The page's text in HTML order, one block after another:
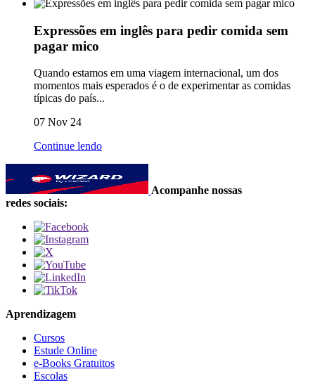
Expressões em inglês para pedir comida sem
pagar mico
Quando estamos em uma viagem internacional, um dos
momentos mais esperados é o de experimentar as comidas
típicas do país...
07 Nov 24
Continue lendo
Acompanhe nossas
redes sociais:
Aprendizagem
Cursos
Estude Online
e-Books Gratuitos
Escolas